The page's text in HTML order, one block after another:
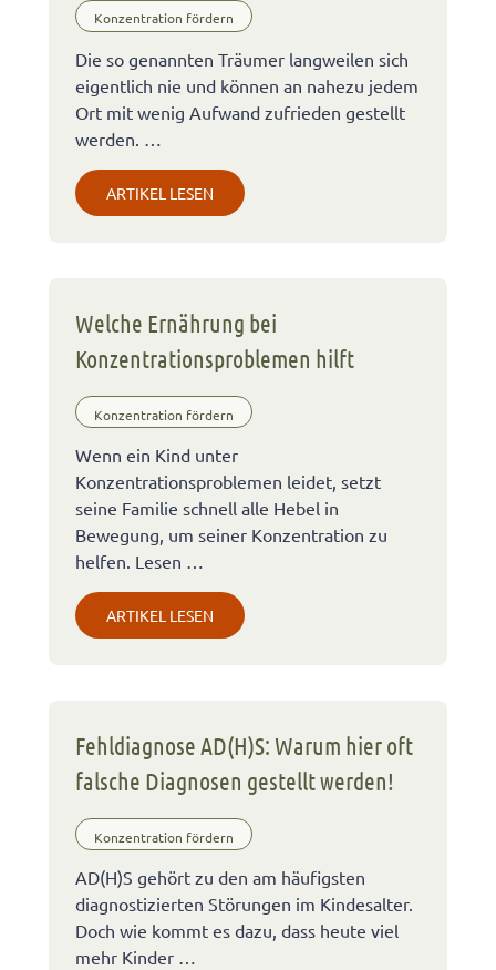
Konzentration fördern
Die so genannten Träumer langweilen sich
eigentlich nie und können an nahezu jedem
Ort mit wenig Aufwand zufrieden gestellt
werden. …
ARTIKEL LESEN
Welche Ernährung bei
Konzentrationsproblemen hilft
Konzentration fördern
Wenn ein Kind unter
Konzentrationsproblemen leidet, setzt
seine Familie schnell alle Hebel in
Bewegung, um seiner Konzentration zu
helfen. Lesen …
ARTIKEL LESEN
Fehldiagnose AD(H)S: Warum hier oft
falsche Diagnosen gestellt werden!
Konzentration fördern
AD(H)S gehört zu den am häufigsten
diagnostizierten Störungen im Kindesalter.
Doch wie kommt es dazu, dass heute viel
mehr Kinder …